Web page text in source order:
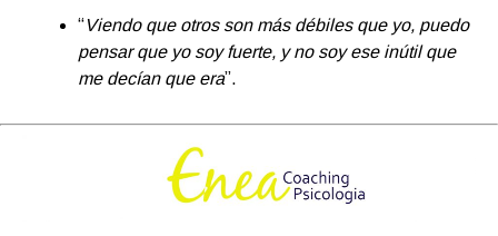
“Viendo que otros son más débiles que yo, puedo
pensar que yo soy fuerte, y no soy ese inútil que
me decían que era”.